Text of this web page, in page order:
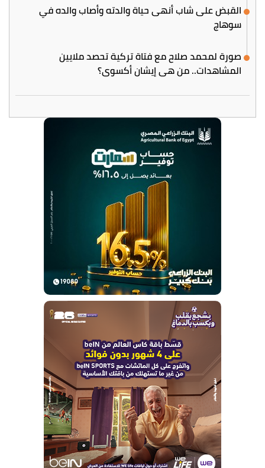
القبض على شاب أنهى حياة والدته وأصاب والده في
سوهاج
صورة لمحمد صلاح مع فتاة تركية تحصد ملايين
المشاهدات.. من هي إيشان أكسوي؟